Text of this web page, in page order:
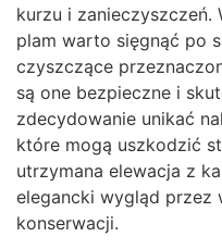
kurzu i
plam warto sięgnąć po
czyszczące
są one bezpieczne i
zdecydowanie unikać
które mogą uszkodzić
utrzymana elewacja z
elegancki wygląd przez
konserwacji.